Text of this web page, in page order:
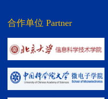
合作单位 Partner